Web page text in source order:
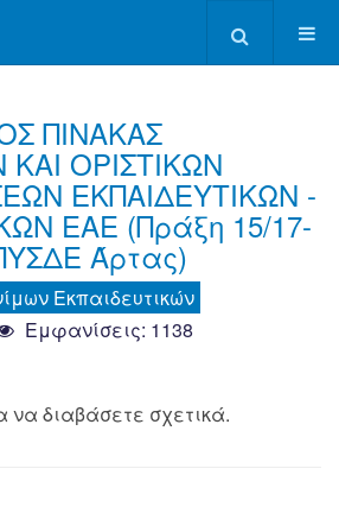
ΠΙΝΑΚΑΣ
ΟΡΙΣΤΙΚΩΝ
ΕΚΠΑΙΔΕΥΤΙΚΩΝ -
ΕΑΕ (Πράξη 15/17-
Άρτας)
Εκπαιδευτικών
Εμφανίσεις: 1138
να διαβάσετε σχετικά.